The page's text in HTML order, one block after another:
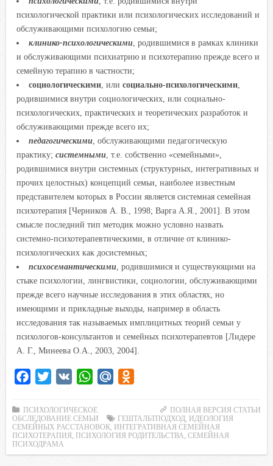
психологической практики или психологических исследований и
обслуживающими психологию семьи;
клинико-психологическими, родившимися в рамках клиники
и обслуживающими психиатрию и психотерапию прежде всего и
семейную терапию в частности;
социологическими, или социально-психологическими,
родившимися внутри социологических, или социально-
психологических, практических и теоретических разработок и
обслуживающими прежде всего их;
педагогическими, обслуживающими педагогическую
практику;системными т.е. собственно «семейными»,
родившимися внутри системных (структурных, интегративных и
прочих целостных) концепций семьи, наиболее известным
представителем которых в России является системная семейная
психотерапия [Черников А. В., 1998; Варга А.Я., 2001]. В этом
смысле последний тип методик можно условно назвать
системно-психотерапевтическими, в отличие от клинико-
психологических как досистемных;
психосемантическими, родившимися и существующими на
стыке психологии, лингвистики, социологии, обслуживающими
прежде всего научные исследования в этих областях, но
имеющими и прикладные выходы, например в область
исследования так называемых имплицитных теорий семьи у
психологов-консультантов и семейных психотерапевтов [Лидере
А. Г., Минеева О.А., 2003, 2004].
c
e
b
o
i
t
t
e
W
a
t
s
A
l
R
o
k
l
ПОЛНАЯ ВЕРСИЯ СТАТЬИ
ПСИХОЛОГИЧЕСКОЕ
ОБСЛЕДОВАНИЕ СЕМЬИ
ГЕШТАЛЬТПОДХОД,
ИДЕОЛОГИЯ
СЕМЕЙНЫХ РАССТАНОВОК
ИНТЕГРАТИВНАЯ СЕМЕЙНАЯ
ПСИХОТЕРАПИЯ
ПСИХОЛОГИЯ РОДИТЕЛЬСТВА
СЕМЕЙНАЯ
ПСИХОДРАМА